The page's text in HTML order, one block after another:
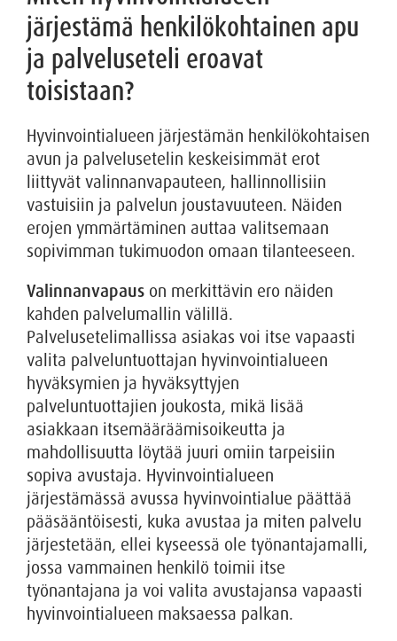
järjestämä henkilökohtainen apu
ja palveluseteli eroavat
toisistaan?
Hyvinvointialueen järjestämän henkilökohtaisen
avun ja palvelusetelin keskeisimmät erot
liittyvät valinnanvapauteen, hallinnollisiin
vastuisiin ja palvelun joustavuuteen. Näiden
erojen ymmärtäminen auttaa valitsemaan
sopivimman tukimuodon omaan tilanteeseen.
Valinnanvapaus on merkittävin ero näiden
kahden palvelumallin välillä.
Palvelusetelimallissa asiakas voi itse vapaasti
valita palveluntuottajan hyvinvointialueen
hyväksymien ja hyväksyttyjen
palveluntuottajien joukosta, mikä lisää
asiakkaan itsemääräämisoikeutta ja
mahdollisuutta löytää juuri omiin tarpeisiin
sopiva avustaja. Hyvinvointialueen
järjestämässä avussa hyvinvointialue päättää
pääsääntöisesti, kuka avustaa ja miten palvelu
järjestetään, ellei kyseessä ole työnantajamalli,
jossa vammainen henkilö toimii itse
työnantajana ja voi valita avustajansa vapaasti
hyvinvointialueen maksaessa palkan.